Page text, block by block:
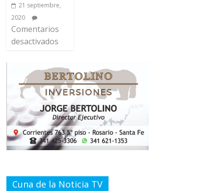
21 septiembre,
2020
Comentarios
desactivados
Cuna de la Noticia TV